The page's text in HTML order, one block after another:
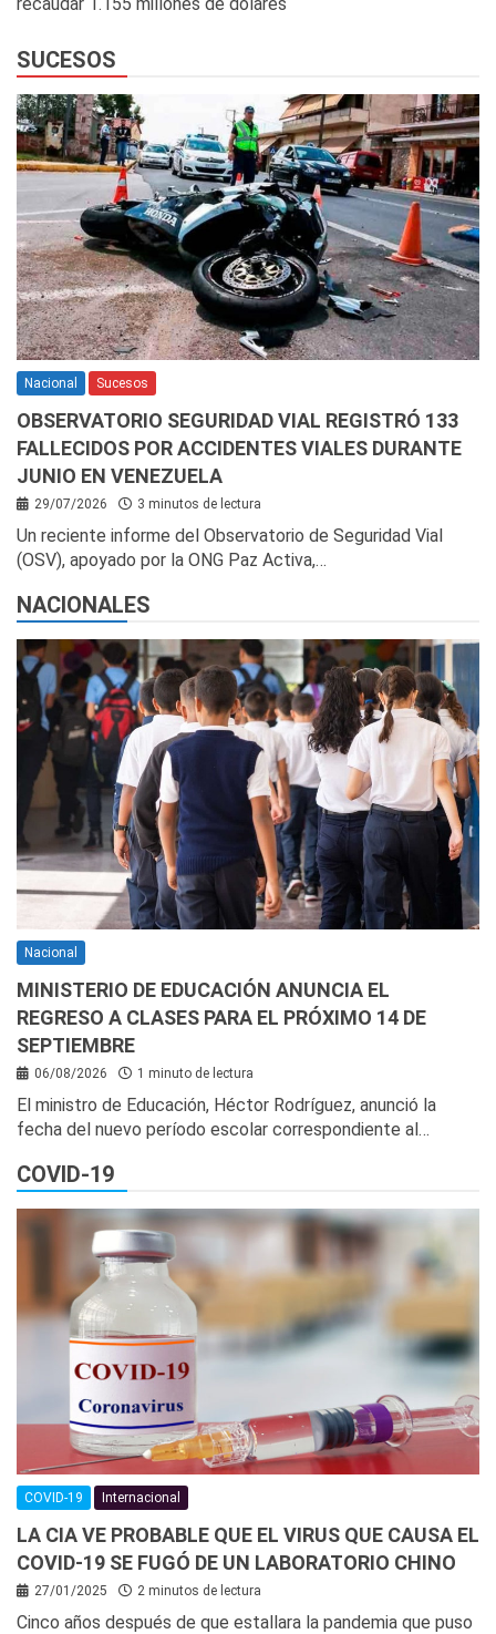
SUCESOS
Nacional Sucesos
OBSERVATORIO SEGURIDAD VIAL REGISTRÓ 133
FALLECIDOS POR ACCIDENTES VIALES DURANTE
JUNIO EN VENEZUELA
29/07/2026 3 minutos de lectura
Un reciente informe del Observatorio de Seguridad Vial
(OSV), apoyado por la ONG Paz Activa,…
NACIONALES
Nacional
MINISTERIO DE EDUCACIÓN ANUNCIA EL
REGRESO A CLASES PARA EL PRÓXIMO 14 DE
SEPTIEMBRE
06/08/2026 1 minuto de lectura
El ministro de Educación, Héctor Rodríguez, anunció la
fecha del nuevo período escolar correspondiente al…
COVID-19
COVID-19 Internacional
LA CIA VE PROBABLE QUE EL VIRUS QUE CAUSA EL
COVID-19 SE FUGÓ DE UN LABORATORIO CHINO
27/01/2025 2 minutos de lectura
Cinco años después de que estallara la pandemia que puso